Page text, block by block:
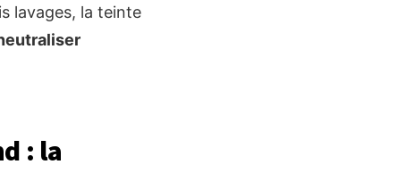
lavages, la teinte
: la